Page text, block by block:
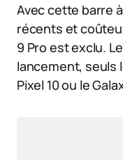
Avec cette barre
récents et
9 Pro est exclu.
lancement, seuls
Pixel 10 ou le